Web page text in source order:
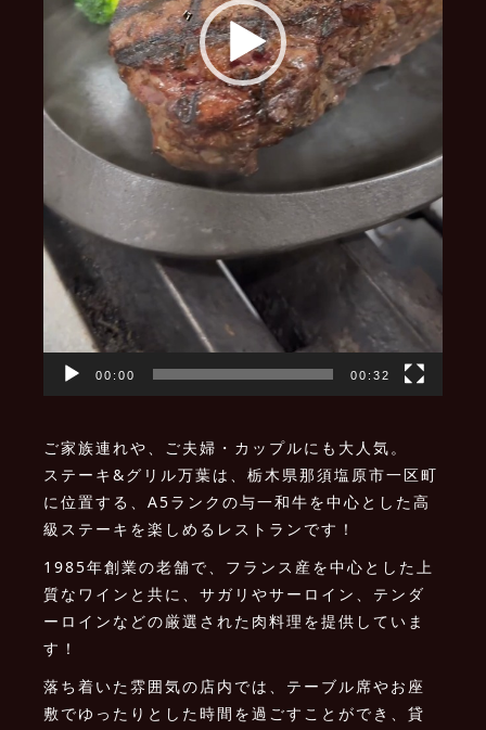
00:00 00:32
ご家族連れや、ご夫婦・カップルにも大人気。
ステーキ&グリル万葉は、栃木県那須塩原市一区町
に位置する、A5ランクの与一和牛を中心とした高
級ステーキを楽しめるレストランです！
1985年創業の老舗で、フランス産を中心とした上
質なワインと共に、サガリやサーロイン、テンダ
ーロインなどの厳選された肉料理を提供していま
す！
落ち着いた雰囲気の店内では、テーブル席やお座
敷でゆったりとした時間を過ごすことができ、貸